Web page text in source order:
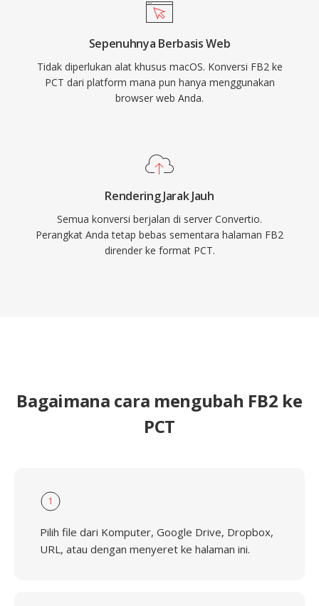
Sepenuhnya Berbasis Web
Tidak diperlukan alat khusus macOS. Konversi FB2 ke
PCT dari platform mana pun hanya menggunakan
browser web Anda.
Rendering Jarak Jauh
Semua konversi berjalan di server Convertio.
Perangkat Anda tetap bebas sementara halaman FB2
dirender ke format PCT.
Bagaimana cara mengubah FB2 ke
PCT
1
Pilih file dari Komputer, Google Drive, Dropbox,
URL, atau dengan menyeret ke halaman ini.